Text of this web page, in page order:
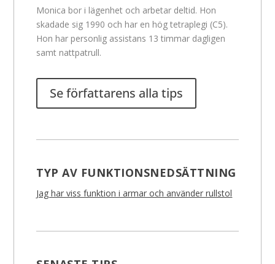
Monica bor i lägenhet och arbetar deltid. Hon
skadade sig 1990 och har en hög tetraplegi (C5).
Hon har personlig assistans 13 timmar dagligen
samt nattpatrull.
Se författarens alla tips
TYP AV FUNKTIONSNEDSÄTTNING
Jag har viss funktion i armar och använder rullstol